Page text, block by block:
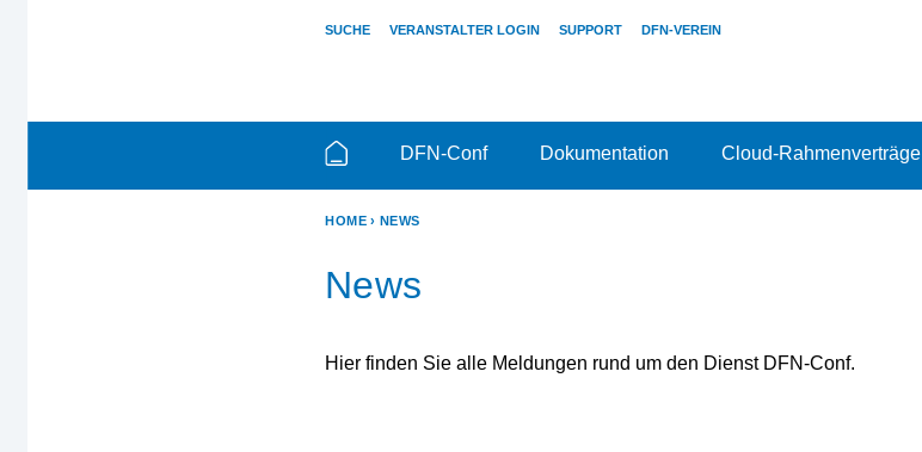
SUCHE VERANSTALTER LOGIN SUPPORT DFN-VEREIN
DFN-Conf Dokumentation Cloud-Rahmenverträge
HOME NEWS
News
Hier finden Sie alle Meldungen rund um den Dienst DFN-Conf.